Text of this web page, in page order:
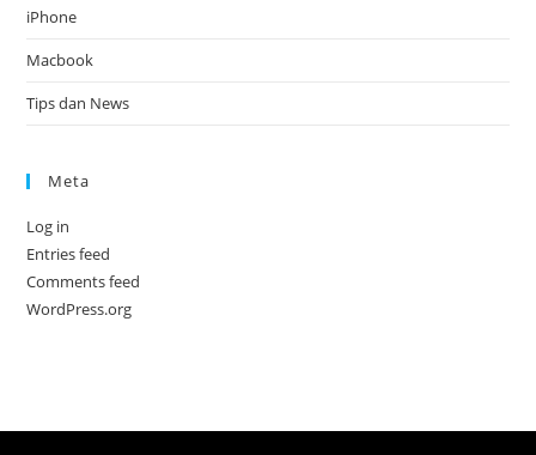
iPhone
Macbook
Tips dan News
Meta
Log in
Entries feed
Comments feed
WordPress.org